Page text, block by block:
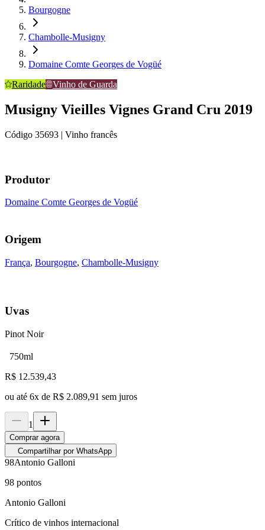
Bourgogne
Chambolle-Musigny
Domaine Comte Georges de Vogüé
Raridade
Vinho de Guarda
Musigny Vieilles Vignes Grand Cru 2019
Código 35693 | Vinho francês
Produtor
Domaine Comte Georges de Vogüé
Origem
França, Bourgogne, Chambolle-Musigny
Uvas
Pinot Noir
750ml
R$ 12.539,43
ou até 6x de R$ 2.089,91 sem juros
1
Comprar agora
Compartilhar por WhatsApp
98Antonio Galloni
98 pontos
Antonio Galloni
Crítico de vinhos internacional